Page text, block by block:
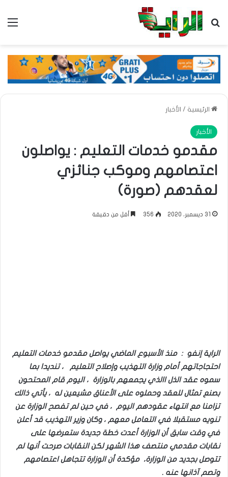
بحث عن
الرئيسية / الأخبار
الأخبار
مقدمو خدمات التعليم : يواصلون
اعتصامهم وموكب جنائزي
لعقدهم (صورة)
31 ديسمبر، 2020 356 أقل من دقيقة
الراية إنفو : منذ الأسبوع الماضي يواصل مقدمو خدمات التعليم
احتجاجاتهم أمام وزارة التهذيب وإصلاح التعليم ، تنديدا بما
سموه عقد الذل االذي يجمعهم بالوزارة ، اليوم قام المحتحون
بصنع تمثال للعقد وحملوه على الأعناق مشيعين له ، يأتي ذالك
تزامنا مع انتهاء عقودهم اليوم ، في حين لم تفصح الوزارة عن
تنويه مستقبلا في التعامل معهم ، وكان وزير التهذيب قد أعلن
في وقت سابق أن الوزارة أعدت خطة جديدة ستعرضها على
نقابات مقدمي منتصف هذا الشهر لكن النقابات صرحت أنها لم
تتوصل بجديد من الوزارة، مؤكدة أن الوزارة تتجاهل اعتصامهم
وتصم آذانها عنه .